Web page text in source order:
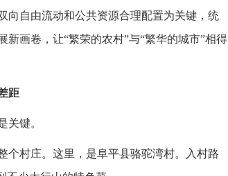
向自由流动和公共资源合理配置为关键，统
画卷，让“繁荣的农村”与“繁华的城市”相得
距
关键。
个村庄。这里，是阜平县骆驼湾村。入村路